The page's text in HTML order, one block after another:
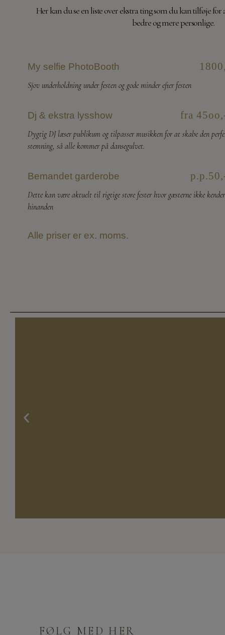
Her kan du se en liste over ekstra ting som du kan tilføje
bedre og mere personlige.
My selfie PhotoBooth
Sjov underholdning under festen og gode minder efter festen
Dj & ekstra lysshow fra
Dygtig DJ læser publikum og tilpasser musikken for at skabe den
stemning, så alle kommer på dansegulvet.
Bemandet garderobe
Dette kan være aktuelt til rigtige store fester hvor gæsterne ikke kender
hinanden
Alle priser er ex. moms.
Læs Mere
FØLG MED HER